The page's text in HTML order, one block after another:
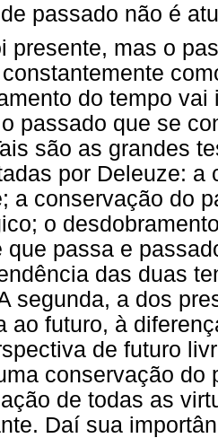
passado não é
presente, mas o
do tempo
passado que se
são as grandes
por Deleuze:
a conservação do
o
que passa e
das duas
segunda, a dos
ao futuro, à
de futuro
conservação do
de todas as
Daí sua